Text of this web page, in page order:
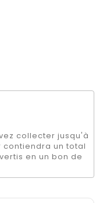
collecter jusqu'à
contiendra un total
en un bon de